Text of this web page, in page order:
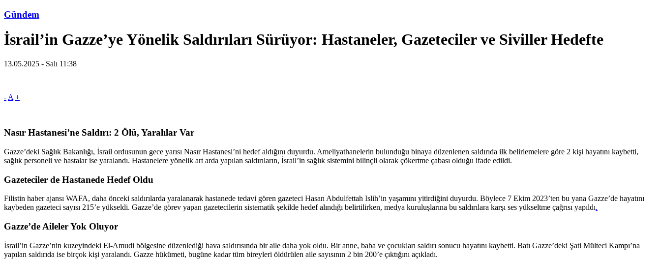
Gündem
İsrail’in Gazze’ye Yönelik Saldırıları Sürüyor: Hastaneler, Gazeteciler ve Siviller Hedefte
13.05.2025 - Salı 11:38
- A +
Nasır Hastanesi’ne Saldırı: 2 Ölü, Yaralılar Var
Gazze’deki Sağlık Bakanlığı, İsrail ordusunun gece yarısı Nasır Hastanesi’ni hedef aldığını duyurdu. Ameliyathanelerin bulunduğu binaya düzenlenen saldırıda ilk belirlemelere göre 2 kişi hayatını kaybetti,
sağlık personeli ve hastalar ise yaralandı. Hastanelere yönelik art arda yapılan saldırıların, İsrail’in sağlık sistemini bilinçli olarak çökertme çabası olduğu ifade edildi.
Gazeteciler de Hastanede Hedef Oldu
Filistin haber ajansı WAFA, daha önceki saldırılarda yaralanarak hastanede tedavi gören gazeteci Hasan Abdulfettah Islih’in yaşamını yitirdiğini duyurdu. Böylece 7 Ekim 2023’ten bu yana Gazze’de hayatını
kaybeden gazeteci sayısı 215’e yükseldi. Gazze’de görev yapan gazetecilerin sistematik şekilde hedef alındığı belirtilirken, medya kuruluşlarına bu saldırılara karşı ses yükseltme çağrısı yapıldı.
Gazze’de Aileler Yok Oluyor
İsrail’in Gazze’nin kuzeyindeki El-Amudi bölgesine düzenlediği hava saldırısında bir aile daha yok oldu. Bir anne, baba ve çocukları saldırı sonucu hayatını kaybetti. Batı Gazze’deki Şati Mülteci Kampı’na
yapılan saldırıda ise birçok kişi yaralandı. Gazze hükümeti, bugüne kadar tüm bireyleri öldürülen aile sayısının 2 bin 200’e çıktığını açıkladı.